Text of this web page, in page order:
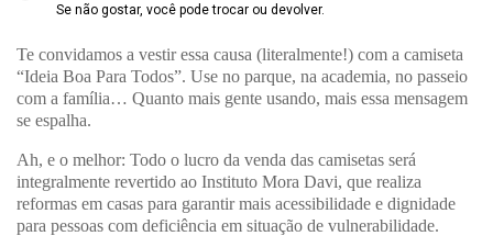
Se não gostar, você pode trocar ou devolver.
Te convidamos a vestir essa causa (literalmente!) com a camiseta
“Ideia Boa Para Todos”. Use no parque, na academia, no passeio
com a família… Quanto mais gente usando, mais essa mensagem
se espalha.
Ah, e o melhor: Todo o lucro da venda das camisetas será
integralmente revertido ao Instituto Mora Davi, que realiza
reformas em casas para garantir mais acessibilidade e dignidade
para pessoas com deficiência em situação de vulnerabilidade.